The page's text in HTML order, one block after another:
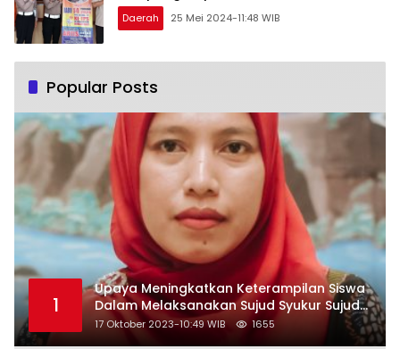
Daerah 25 Mei 2024-11:48 WIB
Popular Posts
1
Upaya Meningkatkan Keterampilan Siswa
Dalam Melaksanakan Sujud Syukur Sujud
Sahwi dan Sujud Tilawah Dengan
Menggunakan Model Pembelajaran
17 Oktober 2023-10:49 WIB 1655